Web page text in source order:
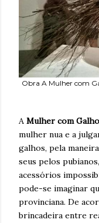
Obra A Mulher com
A Mulher com
mulher nua e a
galhos, pela
seus pelos
acessórios
pode-se imaginar
provinciana. De
brincadeira entre